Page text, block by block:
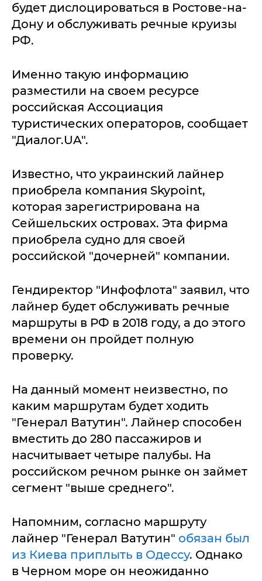
будет дислоцироваться в Ростове-на-
Дону и обслуживать речные круизы
РФ.
Именно такую информацию
разместили на своем ресурсе
российская Ассоциация
туристических операторов, сообщает
"Диалог.UA".
Известно, что украинский лайнер
приобрела компания Skypoint,
которая зарегистрирована на
Сейшельских островах. Эта фирма
приобрела судно для своей
российской "дочерней" компании.
Гендиректор "Инфофлота" заявил, что
лайнер будет обслуживать речные
маршруты в РФ в 2018 году, а до этого
времени он пройдет полную
проверку.
На данный момент неизвестно, по
каким маршрутам будет ходить
"Генерал Ватутин". Лайнер способен
вместить до 280 пассажиров и
насчитывает четыре палубы. На
российском речном рынке он займет
сегмент "выше среднего".
Напомним, согласно маршруту
лайнер "Генерал Ватутин" обязан был
из Киева приплыть в Одессу. Однако
в Черном море он неожиданно